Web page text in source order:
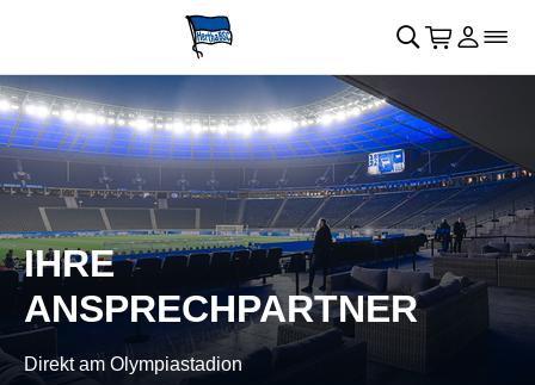
􀄫
􀊫 􀍩 Login
􀉩􀌇
IHRE
ANSPRECHPARTNER
Direkt am Olympiastadion